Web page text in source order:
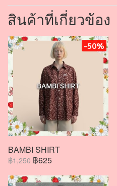
สินค้าที่เกี่ยวข้อง
-50%
BAMBI SHIRT
฿1,250 ฿625